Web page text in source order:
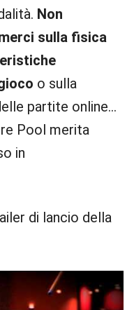
Non
sulla fisica
o sulla
partite online…
Pool merita
in
di lancio della